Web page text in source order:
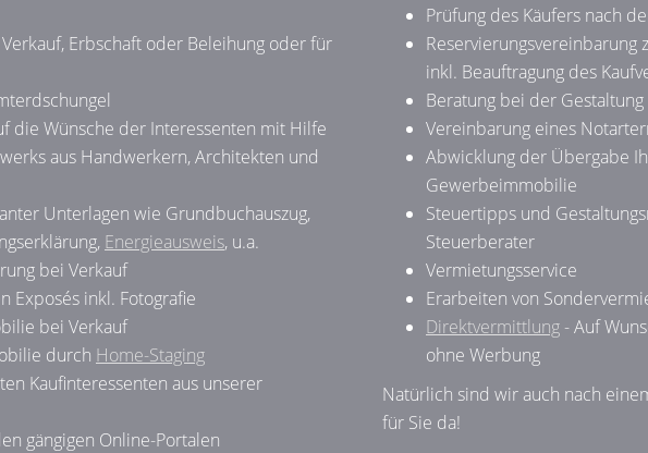
Erbschaft oder Beleihung oder für
die Wünsche der Interessenten mit Hilfe
aus Handwerkern, Architekten und
Unterlagen wie Grundbuchauszug,
Energieausweis, u.a.
bei Verkauf
Exposés inkl. Fotografie
bei Verkauf
durch Home-Staging
Kaufinteressenten aus unserer
gängigen Online-Portalen
Prüfung des Käufers nach
Reservierungsvereinbarung
inkl. Beauftragung des
Beratung bei der
Vereinbarung eines
Abwicklung der Übergabe
Gewerbeimmobilie
Steuertipps und
Steuerberater
Vermietungsservice
Erarbeiten von
Direktvermittlung - Auf
ohne Werbung
Natürlich sind wir auch nach
für Sie da!